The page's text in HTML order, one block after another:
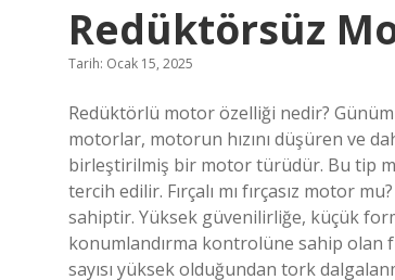
Redüktörsüz
Tarih: Ocak 15, 2025
Redüktörlü motor özelliği nedir?
motorlar, motorun hızını düşüren ve
birleştirilmiş bir motor türüdür. Bu tip
tercih edilir. Fırçalı mı fırçasız motor
sahiptir. Yüksek güvenilirliğe, küçük
konumlandırma kontrolüne sahip olan
sayısı yüksek olduğundan tork